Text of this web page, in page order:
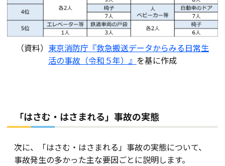
（資料） 東京消防庁『救急搬送データからみる日常生
活の事故（令和５年）』 を基に作成
「はさむ・はさまれる」事故の実態
次に、「はさむ・はさまれる」事故の実態について、
事故発生の多かった主な要因ごとに説明します。